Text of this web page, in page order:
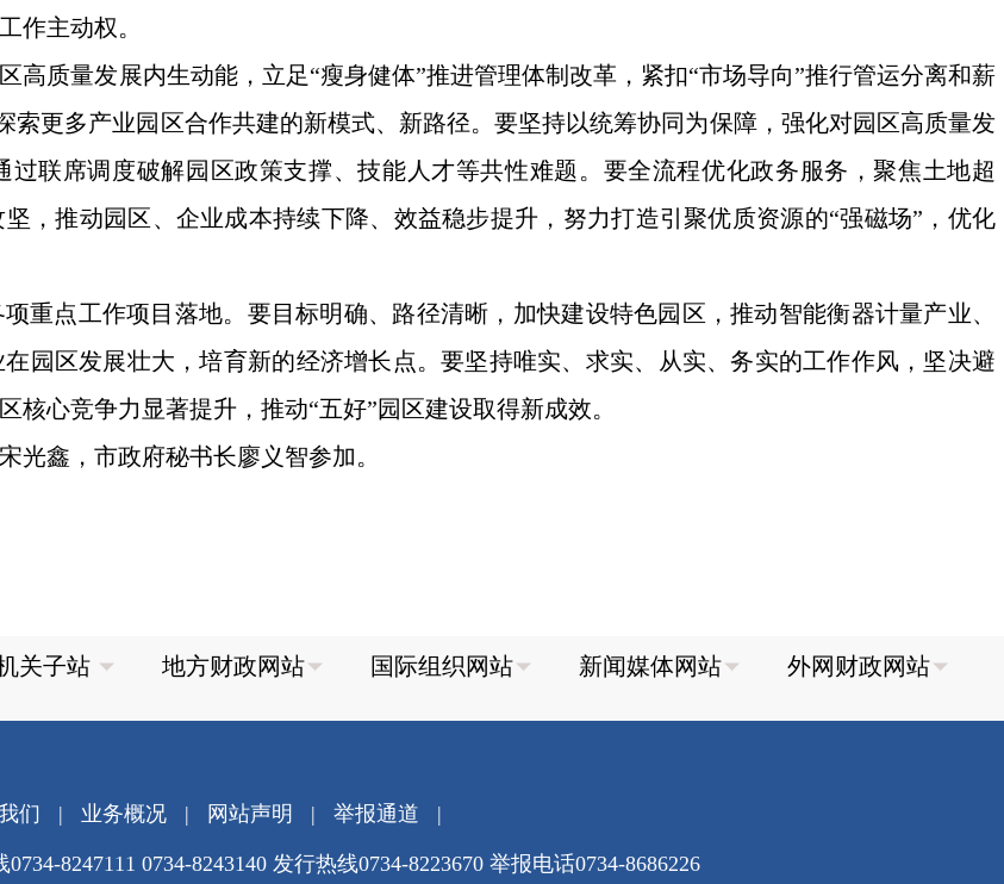
作主动权。
高质量发展内生动能，立足“瘦身健体”推进管理体制改革，紧扣“市场导向”推行管运分离和薪
索更多产业园区合作共建的新模式、新路径。要坚持以统筹协同为保障，强化对园区高质量发
联席调度破解园区政策支撑、技能人才等共性难题。要全流程优化政务服务，聚焦土地超
，推动园区、企业成本持续下降、效益稳步提升，努力打造引聚优质资源的“强磁场”，优化
重点工作项目落地。要目标明确、路径清晰，加快建设特色园区，推动智能衡器计量产业、
园区发展壮大，培育新的经济增长点。要坚持唯实、求实、从实、务实的工作作风，坚决避
心竞争力显著提升，推动“五好”园区建设取得新成效。
光鑫，市政府秘书长廖义智参加。
们 | 业务概况| 网站声明 | 举报通道 |
8247111 0734-8243140 发行热线0734-8223670 举报电话0734-8686226